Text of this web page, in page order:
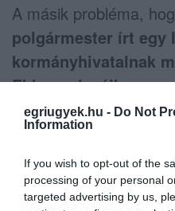
egriugyek.hu - Do Not
Information
If you wish to opt-out of the
processing of your personal
targeted advertising by us,
A másik probléma,
polgármester írt egy
kormányhivatalnak
Ebben a levélben a
mind a várható
szállításból eredő
átgondolását . A levél
az eredeti M3-
útvonal helyett a Kál-